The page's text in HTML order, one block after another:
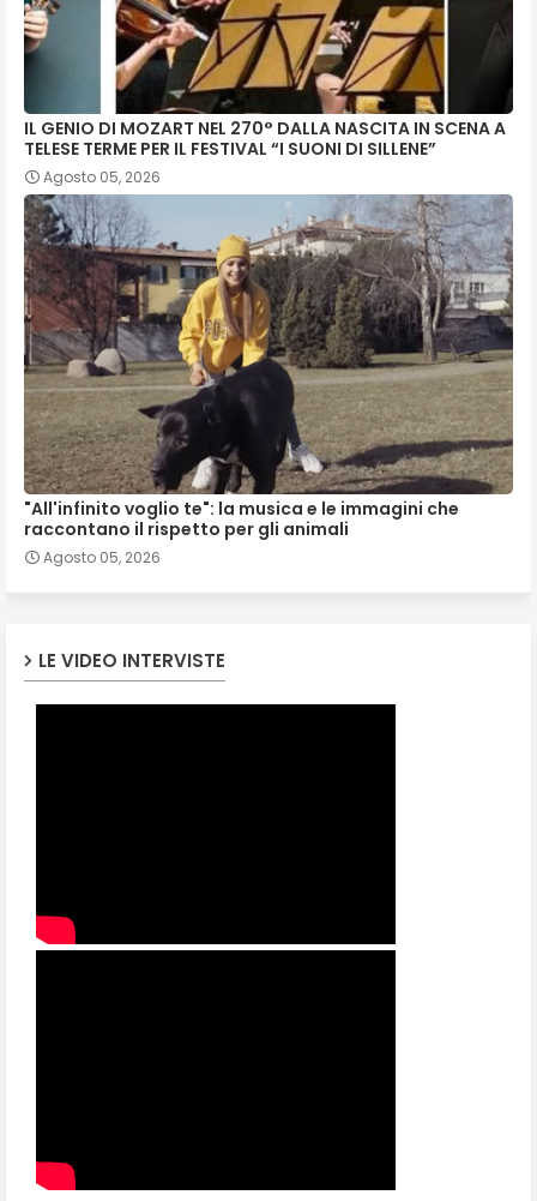
IL GENIO DI MOZART NEL 270° DALLA NASCITA IN SCENA A
TELESE TERME PER IL FESTIVAL “I SUONI DI SILLENE”
Agosto 05, 2026
"All'infinito voglio te": la musica e le immagini che
raccontano il rispetto per gli animali
Agosto 05, 2026
LE VIDEO INTERVISTE